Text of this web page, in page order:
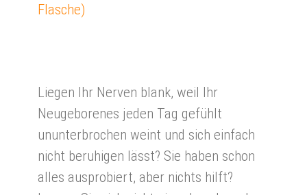
Flasche)
Liegen Ihr Nerven blank, weil Ihr
Neugeborenes jeden Tag gefühlt
ununterbrochen weint und sich einfach
nicht beruhigen lässt? Sie haben schon
alles ausprobiert, aber nichts hilft?